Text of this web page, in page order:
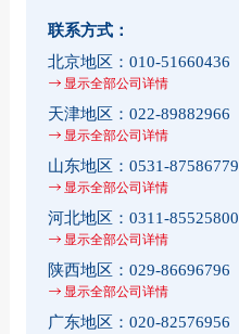
联系方式：
北京地区： 010-51660436
显示全部公司详情
天津地区： 022-89882966
显示全部公司详情
山东地区： 0531-87586779
显示全部公司详情
河北地区： 0311-85525800
显示全部公司详情
陕西地区： 029-86696796
显示全部公司详情
广东地区： 020-82576956